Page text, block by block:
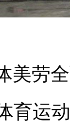
美劳
育运